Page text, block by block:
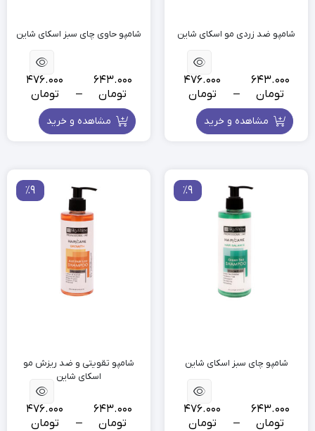
شامپو ضد زردی مو اسکای شاین
643.000
تومان
–
476.000
تومان
مشاهده و خرید
شامپو حاوی چای سبز اسکای شاین
643.000
تومان
–
476.000
تومان
مشاهده و خرید
٪9
شامپو چای سبز اسکای شاین
643.000
تومان
–
476.000
تومان
٪9
شامپو تقویتی و ضد ریزش مو
اسکای شاین
643.000
تومان
–
476.000
تومان